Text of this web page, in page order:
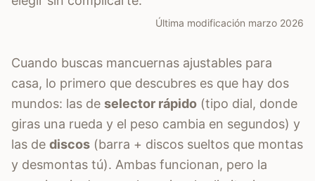
Última modificación marzo 2026
Cuando buscas mancuernas ajustables para
casa, lo primero que descubres es que hay dos
mundos: las de selector rápido (tipo dial, donde
giras una rueda y el peso cambia en segundos) y
las de discos (barra + discos sueltos que montas
y desmontas tú). Ambas funcionan, pero la